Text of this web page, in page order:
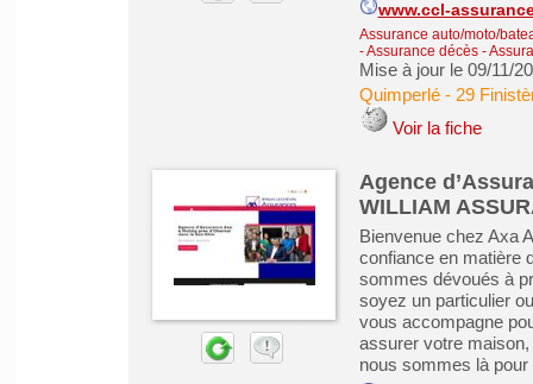
www.ccl-
Assurance auto/moto/
- Assurance décès-
Mise à jour le 09/11/
Quimperlé- 29
Voir la fiche
Agence
WILLIAM
Bienvenue chez Axa
confiance en matière
sommes dévoués à
soyez un particulier
vous accompagne
assurer votre
nous sommes là